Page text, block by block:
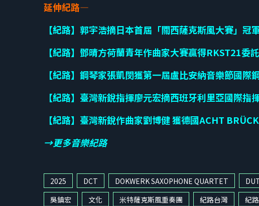
延伸紀路—
【紀路】郭宇浩摘日本首屆「關西薩克斯風大賽」冠
【紀路】鄧晴方荷蘭青年作曲家大賽贏得RKST21委
【紀路】鋼琴家張凱閔獲第一屆盧比安納音樂節國際
【紀路】臺灣新銳指揮廖元宏摘西班牙利里亞國際指
【紀路】臺灣新銳作曲家劉博健 獲德國ACHT
→更多音樂紀路
2025 DCT DOKWERK SAXOPHONE QUARTET
吳鎮宏
文化 米特薩克斯風重奏團 紀路台灣 紀